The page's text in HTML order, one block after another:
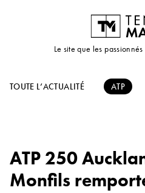
Le site que les
TOUTE L’ACTUALITÉ ATP
ATP 250
Monfils